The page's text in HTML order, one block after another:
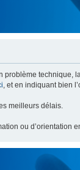
problème technique,
, et en indiquant bien
meilleurs délais.
ou